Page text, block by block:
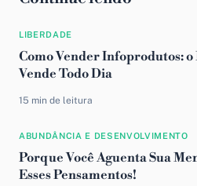
LIBERDADE
Como Vender Infoprodutos: o
Vende Todo Dia
15 min de leitura
ABUNDÂNCIA E DESENVOLVIMENTO
Porque Você Aguenta Sua
Esses Pensamentos!